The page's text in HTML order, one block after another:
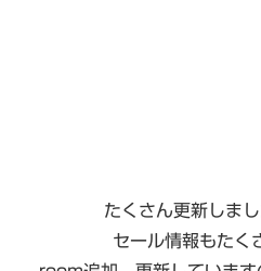
たくさん更新しま
セール情報もたく